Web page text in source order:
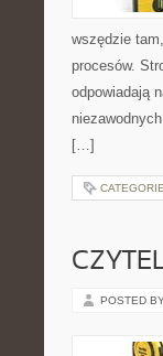
wszędzie
procesów.
odpowiadają
[…]
POSTED